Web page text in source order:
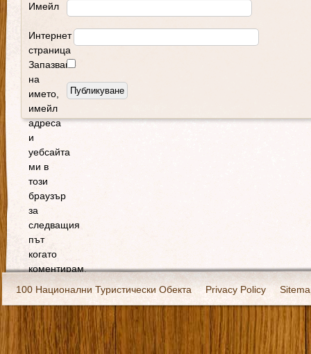
Имейл
Интернет
страница
Запазване
на
името,
имейл
адреса
и
уебсайта
ми в
този
браузър
за
следващия
път
когато
коментирам.
100 Национални Туристически Обекта
Privacy Policy
Екипировка За нас Имало едно време Кивоторият.
Ковчега със светите мощи на Свети Григорий Каллидис